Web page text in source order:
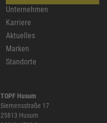
Unternehmen
Karriere
Aktuelles
Marken
Standorte
TOPF Husum
Siemensstraße 17
25813 Husum